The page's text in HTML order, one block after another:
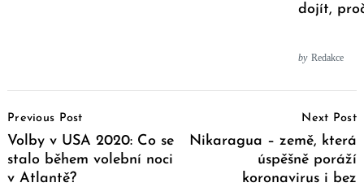
dojít,
by Redakce
Navigation
Previous Post
Volby v USA 2020: Co se
stalo během volební noci
v Atlantě?
Next Post
Nikaragua – země, která
úspěšně poráží
koronavirus i bez